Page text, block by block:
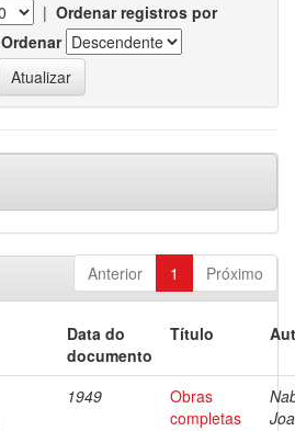
| Ordenar registros por
Ordenar
Anterior 1 Próximo
Data do
documento
Título
1949
Obras
completas